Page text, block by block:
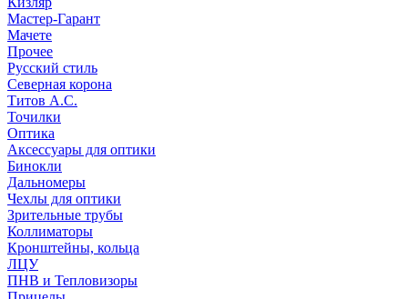
Мастер-Гарант
Мачете
Прочее
Русский стиль
Северная корона
Титов А.С.
Точилки
Оптика
Аксессуары для оптики
Бинокли
Дальномеры
Чехлы для оптики
Зрительные трубы
Коллиматоры
Кронштейны, кольца
ЛЦУ
ПНВ и Тепловизоры